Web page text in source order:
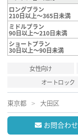
ロングプラン
210日以上～365日未満
ミドルプラン
90日以上～210日未満
ショートプラン
30日以上～90日未満
女性向け
オートロック
東京都 大田区
お問合わせ